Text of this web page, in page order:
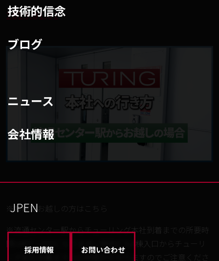
技術的信念
ブログ
ニュース
会社情報
EN
JP
採用情報 お問い合わせ
2025.01.01
※お車でお越しの方は
こちら
※流通センター駅からチューリング本社到着までの所要時
間は約7～8分になります。物流ビルA棟入口からチューリ
ング本社到着まではお時間がかかりますのでご注意くださ